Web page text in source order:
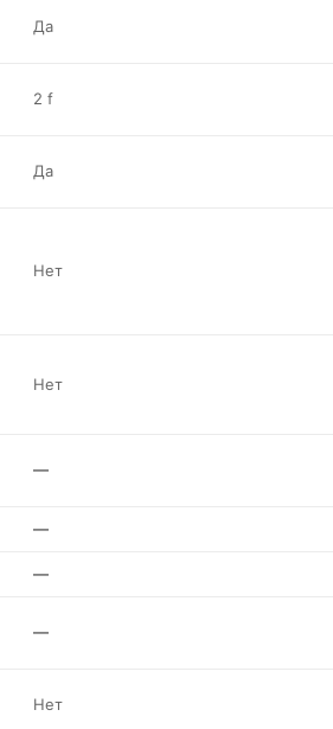
Да
2 f
Да
Нет
Нет
—
—
—
—
Нет